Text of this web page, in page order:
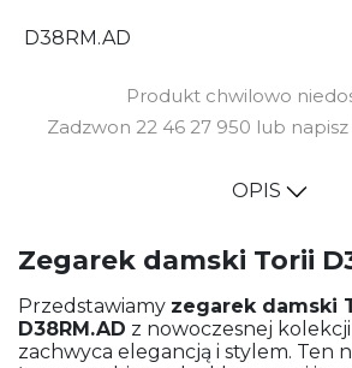
D38RM.AD
Produkt chwilowo
Zadzwon 22 46 27 950 lub napisz
OPIS
Zegarek damski Torii
Przedstawiamy zegarek damski
D38RM.AD z nowoczesnej
zachwyca elegancją i stylem. Ten